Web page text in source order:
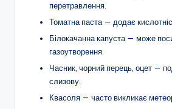
перетравлення.
Томатна паста — додає
Білокачанна капуста — може
газоутворення.
Часник, чорний перець, оцет —
слизову.
Квасоля — часто викликає